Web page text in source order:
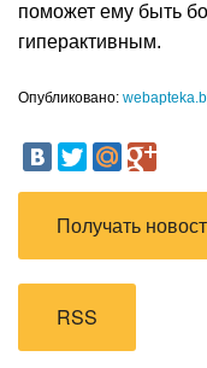
поможет ему быть
гиперактивным.
Опубликовано:
Получать
RSS